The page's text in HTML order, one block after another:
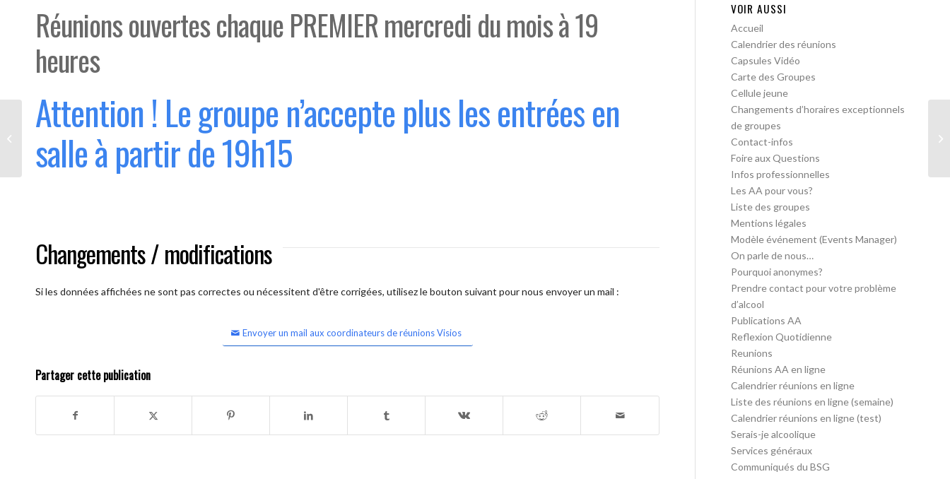
Réunions ouvertes chaque PREMIER mercredi du mois à 19
heures
Attention ! Le groupe n’accepte plus les entrées en
salle à partir de 19h15
Changements / modifications
Si les données affichées ne sont pas correctes ou nécessitent d'être corrigées, utilisez le bouton suivant pour nous envoyer un mail :
Envoyer un mail aux coordinateurs de réunions Visios
Partager cette publication
VOIR AUSSI
Accueil
Calendrier des réunions
Capsules Vidéo
Carte des Groupes
Cellule jeune
Changements d’horaires exceptionnels
de groupes
Contact-infos
Foire aux Questions
Infos professionnelles
Les AA pour vous?
Liste des groupes
Mentions légales
Modèle événement (Events Manager)
On parle de nous…
Pourquoi anonymes?
Prendre contact pour votre problème
d’alcool
Publications AA
Reflexion Quotidienne
Reunions
Réunions AA en ligne
Calendrier réunions en ligne
Liste des réunions en ligne (semaine)
Calendrier réunions en ligne (test)
Serais-je alcoolique
Services généraux
Communiqués du BSG
Bouge “Saint-Luc” (Ouvert 1°
mercredi du mois)